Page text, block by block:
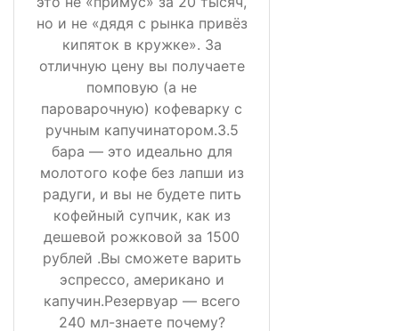
но и не «дядя с рынка привёз
кипяток в кружке». За
отличную цену вы получаете
помповую (а не
пароварочную) кофеварку с
ручным капучинатором.3.5
бара — это идеально для
молотого кофе без лапши из
радуги, и вы не будете пить
кофейный супчик, как из
дешевой рожковой за 1500
рублей .Вы сможете варить
эспрессо, американо и
капучин.Резервуар — всего
240 мл-знаете почему?